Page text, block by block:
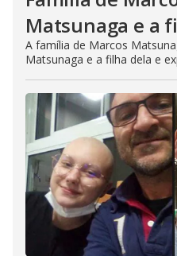
Matsunaga e a
A família de Marcos
Matsunaga e a filha dela e